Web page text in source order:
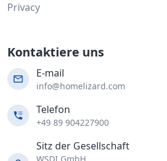
Privacy
Kontaktiere uns
E-mail
info@homelizard.com
Telefon
+49 89 904227900
Sitz der Gesellschaft